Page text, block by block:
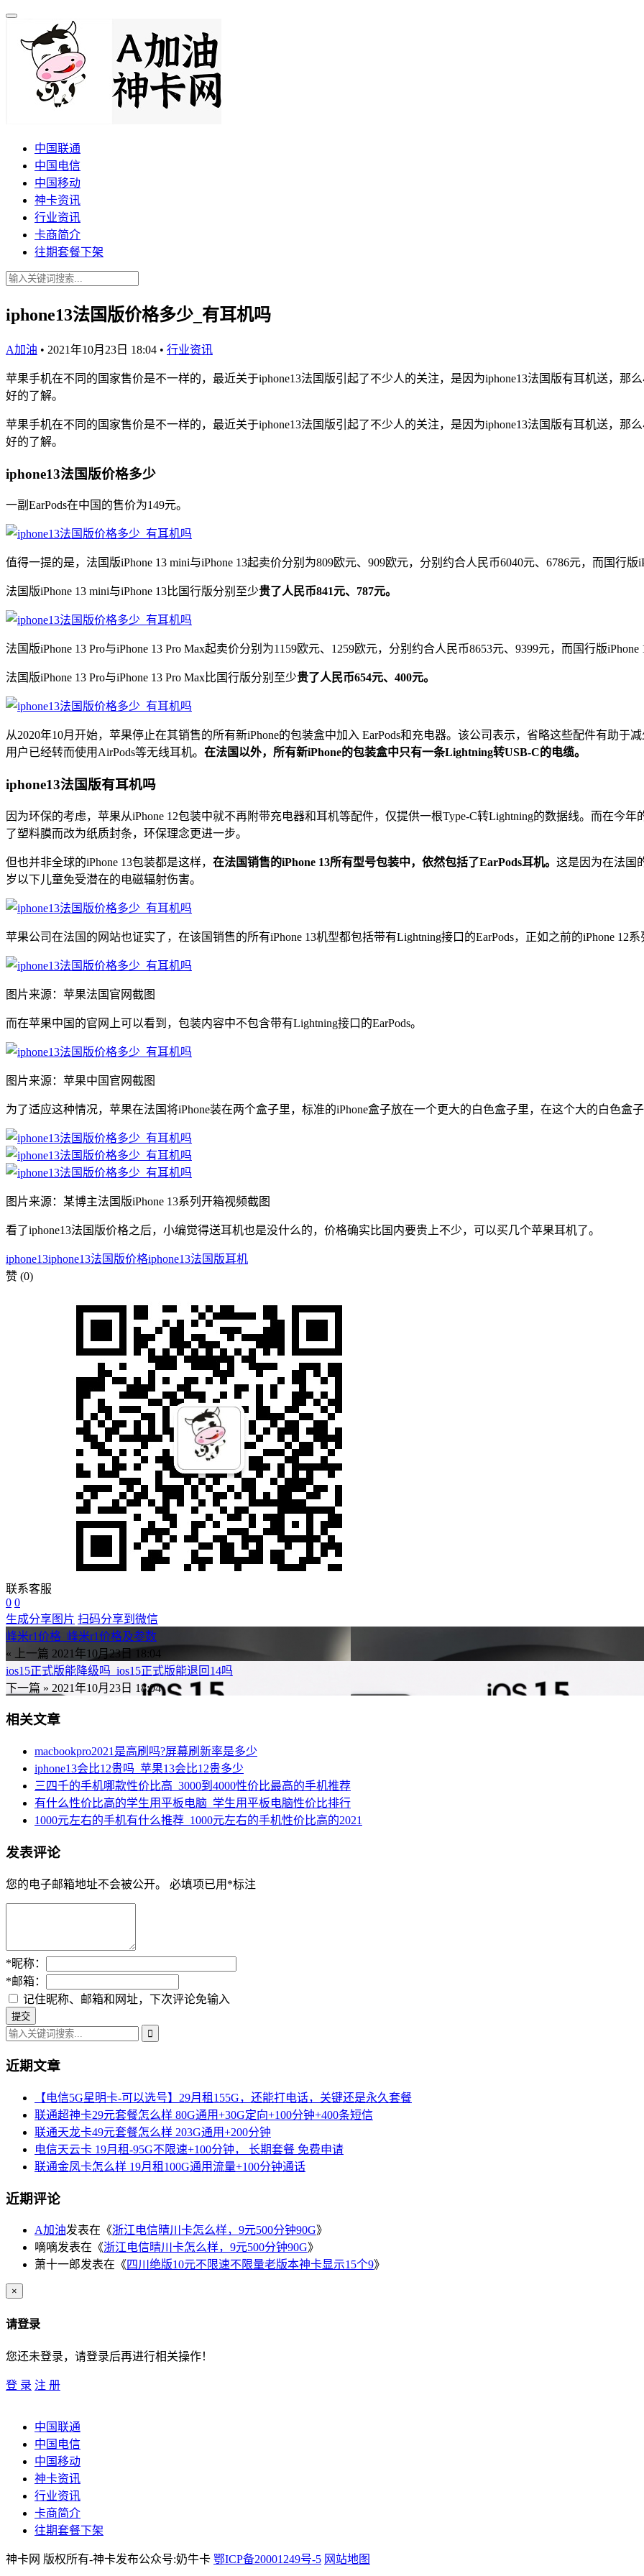
中国联通
中国电信
中国移动
神卡资讯
行业资讯
卡商简介
往期套餐下架
iphone13法国版价格多少_有耳机吗
A加油 • 2021年10月23日 18:04 • 行业资讯
苹果手机在不同的国家售价是不一样的，最近关于iphone13法国版引起了不少人的关注，是因为iphone13法国版有耳机送，那
好的了解。
苹果手机在不同的国家售价是不一样的，最近关于iphone13法国版引起了不少人的关注，是因为iphone13法国版有耳机送，那
好的了解。
iphone13法国版价格多少
一副EarPods在中国的售价为149元。
值得一提的是，法国版iPhone 13 mini与iPhone 13起卖价分别为809欧元、909欧元，分别约合人民币6040元、6786元，而国行版
法国版iPhone 13 mini与iPhone 13比国行版分别至少贵了人民币841元、787元。
法国版iPhone 13 Pro与iPhone 13 Pro Max起卖价分别为1159欧元、1259欧元，分别约合人民币8653元、9399元，而国行版iPhone
法国版iPhone 13 Pro与iPhone 13 Pro Max比国行版分别至少贵了人民币654元、400元。
从2020年10月开始，苹果停止在其销售的所有新iPhone的包装盒中加入 EarPods和充电器。该公司表示，省略这些配件有助
用户已经转而使用AirPods等无线耳机。 在法国以外，所有新iPhone的包装盒中只有一条Lightning转USB-C的电缆。
iphone13法国版有耳机吗
因为环保的考虑，苹果从iPhone 12包装中就不再附带充电器和耳机等配件，仅提供一根Type-C转Lightning的数据线。而在今
了塑料膜而改为纸质封条，环保理念更进一步。
但也并非全球的iPhone 13包装都是这样， 在法国销售的iPhone 13所有型号包装中，依然包括了EarPods耳机。 这是因为在法国
岁以下儿童免受潜在的电磁辐射伤害。
苹果公司在法国的网站也证实了，在该国销售的所有iPhone 13机型都包括带有Lightning接口的EarPods，正如之前的iPhone 12系
图片来源：苹果法国官网截图
而在苹果中国的官网上可以看到，包装内容中不包含带有Lightning接口的EarPods。
图片来源：苹果中国官网截图
为了适应这种情况，苹果在法国将iPhone装在两个盒子里，标准的iPhone盒子放在一个更大的白色盒子里，在这个大的白色盒子
图片来源：某博主法国版iPhone 13系列开箱视频截图
看了iphone13法国版价格之后，小编觉得送耳机也是没什么的，价格确实比国内要贵上不少，可以买几个苹果耳机了。
iphone13iphone13法国版价格iphone13法国版耳机
赞 (0)
联系客服
0 0
生成分享图片 扫码分享到微信
峰米r1价格_峰米r1价格及参数
« 上一篇 2021年10月23日 18:04
ios15正式版能降级吗_ios15正式版能退回14吗
下一篇 » 2021年10月23日 18:04
相关文章
macbookpro2021是高刷吗?屏幕刷新率是多少
iphone13会比12贵吗_苹果13会比12贵多少
三四千的手机哪款性价比高_3000到4000性价比最高的手机推荐
有什么性价比高的学生用平板电脑_学生用平板电脑性价比排行
1000元左右的手机有什么推荐_1000元左右的手机性价比高的2021
发表评论
您的电子邮箱地址不会被公开。 必填项已用 *标注
*昵称：
*邮箱：
记住昵称、邮箱和网址，下次评论免输入
近期文章
【电信5G星明卡-可以选号】29月租155G，还能打电话，关键还是永久套餐
联通超神卡29元套餐怎么样 80G通用+30G定向+100分钟+400条短信
联通天龙卡49元套餐怎么样 203G通用+200分钟
电信天云卡 19月租-95G不限速+100分钟， 长期套餐 免费申请
联通金凤卡怎么样 19月租100G通用流量+100分钟通话
近期评论
A加油发表在《浙江电信晴川卡怎么样，9元500分钟90G》
嘀嘀发表在《浙江电信晴川卡怎么样，9元500分钟90G》
萧十一郎发表在《四川绝版10元不限速不限量老版本神卡显示15个9》
×
请登录
您还未登录，请登录后再进行相关操作！
登 录 注 册
中国联通
中国电信
中国移动
神卡资讯
行业资讯
卡商简介
往期套餐下架
神卡网 版权所有-神卡发布公众号:奶牛卡 鄂ICP备20001249号-5 网站地图